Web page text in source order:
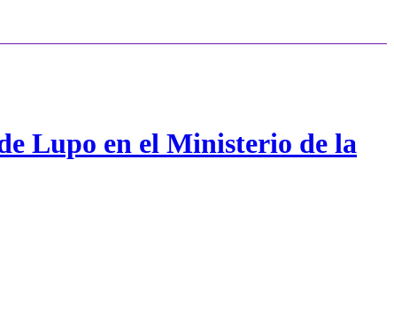
Lupo en el Ministerio de la